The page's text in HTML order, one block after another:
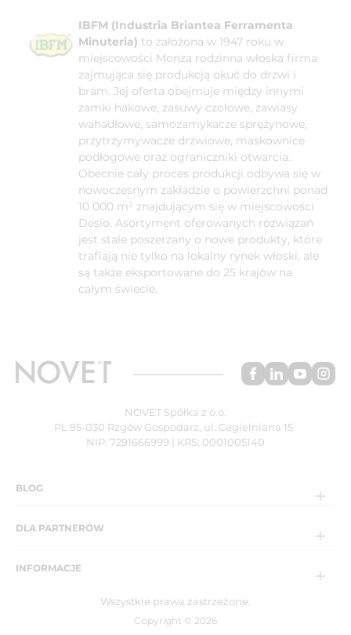
IBFM (Industria Briantea Ferramenta
Minuteria) to założona w 1947 roku w
miejscowości Monza rodzinna włoska firma
zajmująca się produkcją okuć do drzwi i
bram. Jej oferta obejmuje między innymi
zamki hakowe, zasuwy czołowe, zawiasy
wahadłowe, samozamykacze sprężynowe,
przytrzymywacze drzwiowe, maskownice
podłogowe oraz ograniczniki otwarcia.
Obecnie cały proces produkcji odbywa się w
nowoczesnym zakładzie o powierzchni ponad
10 000 m² znajdującym się w miejscowości
Desio. Asortyment oferowanych rozwiązań
jest stale poszerzany o nowe produkty, które
trafiają nie tylko na lokalny rynek włoski, ale
są także eksportowane do 25 krajów na
całym świecie.
NOVET Spółka z o.o.
PL 95-030 Rzgów Gospodarz, ul. Cegielniana 15
NIP: 7291666999 | KRS: 0001005140
BLOG
DLA PARTNERÓW
INFORMACJE
Wszystkie prawa zastrzeżone.
Copyright © 2026